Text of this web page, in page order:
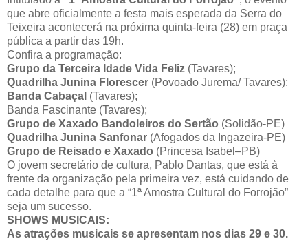
que abre oficialmente a festa mais esperada da Serra do
Teixeira acontecerá na próxima quinta-feira (28) em praça
pública a partir das 19h.
Confira a programação:
Grupo da Terceira Idade Vida Feliz (Tavares);
Quadrilha Junina Florescer (Povoado Jurema/ Tavares);
Banda Cabaçal (Tavares);
Banda Fascinante (Tavares);
Grupo de Xaxado Bandoleiros do Sertão (Solidão-PE)
Quadrilha Junina Sanfonar (Afogados da Ingazeira-PE)
Grupo de Reisado e Xaxado (Princesa Isabel–PB)
O jovem secretário de cultura, Pablo Dantas, que está à
frente da organização pela primeira vez, está cuidando de
cada detalhe para que a “1ª Amostra Cultural do Forrojão”
seja um sucesso.
SHOWS MUSICAIS:
As atrações musicais se apresentam nos dias 29 e 30.